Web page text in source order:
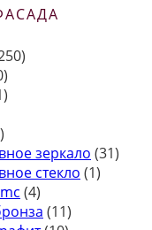
зеркало (31)
стекло (1)
(4)
(11)